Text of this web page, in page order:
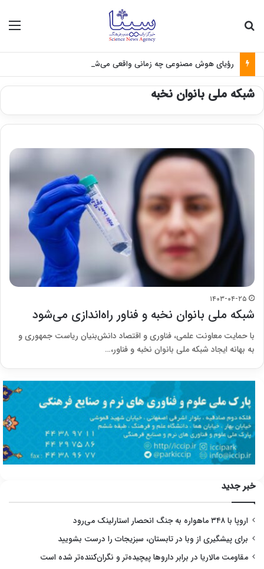
رؤیای هوش مصنوعی چه زمانی واقعی می‌شود؟
شبکه ملی بانوان نخبه
۱۴۰۳-۰۴-۲۵
شبکه ملی بانوان نخبه و فناور راه‌اندازی می‌شود
با حمایت معاونت علمی، فناوری و اقتصاد دانش‌بنیان ریاست جمهوری و
به بهانه ایجاد شبکه ملی بانوان نخبه و فناور،…
خبر جدید
اروپا با ۳۴۸ ماهواره به جنگ انحصار استارلینک می‌رود
برای پیشگیری از وبا در تابستان، سبزیجات را درست بشویید
مقاومت مالاریا در برابر داروها پیچیده‌تر و نگران‌کننده‌تر شده است